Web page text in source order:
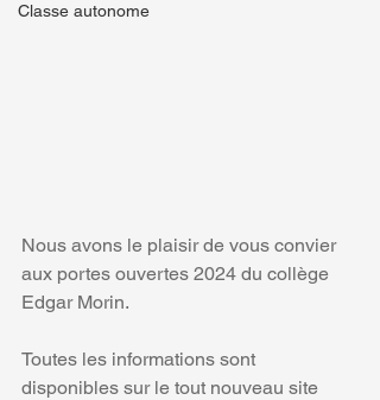
Classe autonome
Nous avons le plaisir de vous convier
aux portes ouvertes 2024 du collège
Edgar Morin.
Toutes les informations sont
disponibles sur le tout nouveau site